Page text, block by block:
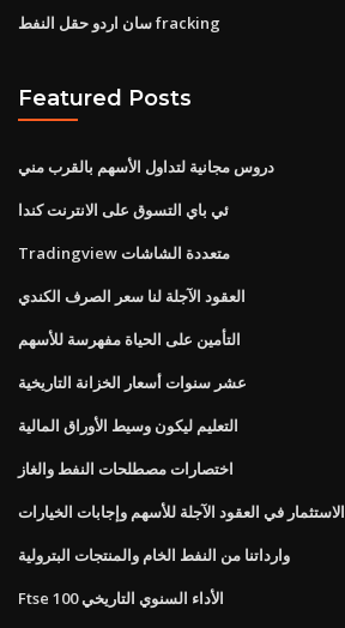
سان اردو حقل النفط fracking
Featured Posts
دروس مجانية لتداول الأسهم بالقرب مني
ئي باي التسوق على الانترنت كندا
Tradingview متعددة الشاشات
العقود الآجلة لنا سعر الصرف الكندي
التأمين على الحياة مفهرسة للأسهم
عشر سنوات أسعار الخزانة التاريخية
التعليم ليكون وسيط الأوراق المالية
اختصارات مصطلحات النفط والغاز
الاستثمار في العقود الآجلة للأسهم وإجابات الخيارات
وارداتنا من النفط الخام والمنتجات البترولية
Ftse 100 الأداء السنوي التاريخي